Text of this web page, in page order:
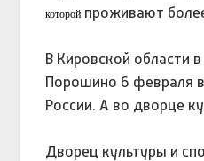
которой проживают
В Кировской области
Порошино 6 февраля
России. А во дворце
Дворец культуры и